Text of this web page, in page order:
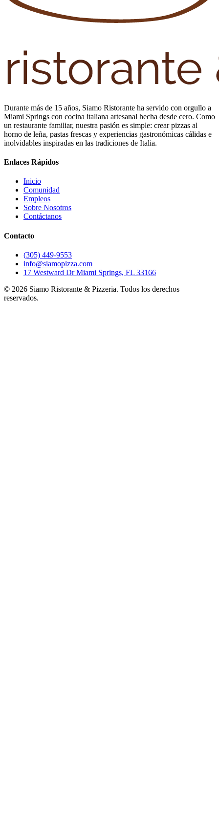
Durante más de 15 años, Siamo Ristorante ha servido con orgullo a
Miami Springs con cocina italiana artesanal hecha desde cero. Como
un restaurante familiar, nuestra pasión es simple: crear pizzas al
horno de leña, pastas frescas y experiencias gastronómicas cálidas e
inolvidables inspiradas en las tradiciones de Italia.
Enlaces Rápidos
Inicio
Comunidad
Empleos
Sobre Nosotros
Contáctanos
Contacto
(305) 449-9553
info@siamopizza.com
17 Westward Dr Miami Springs, FL 33166
© 2026 Siamo Ristorante & Pizzeria. Todos los derechos
reservados.